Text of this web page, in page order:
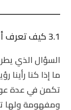
3.1 كيف تعرف أنك رأيت رؤيا؟
السؤال الذي
ما إذا كنا رأينا
تكمن في عدة
ومفهومة ولها